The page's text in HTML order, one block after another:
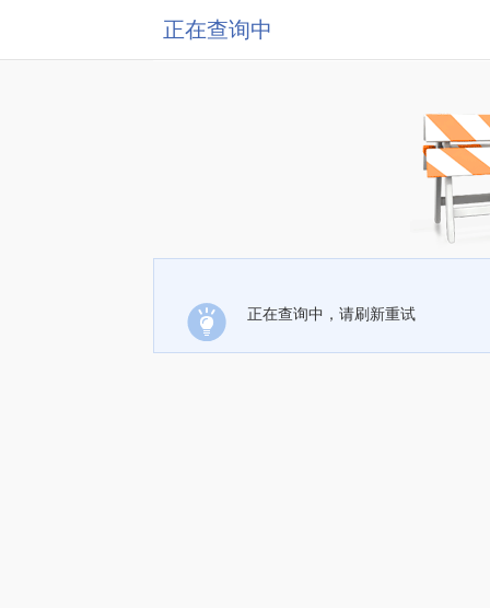
正在查询中
正在查询中，请刷新重试